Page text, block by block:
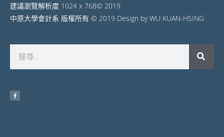
建議瀏覽解析度 1024 x 768© 2019
中原大學會計系 版權所有 © 2019 Design by WU KUAN-HSING